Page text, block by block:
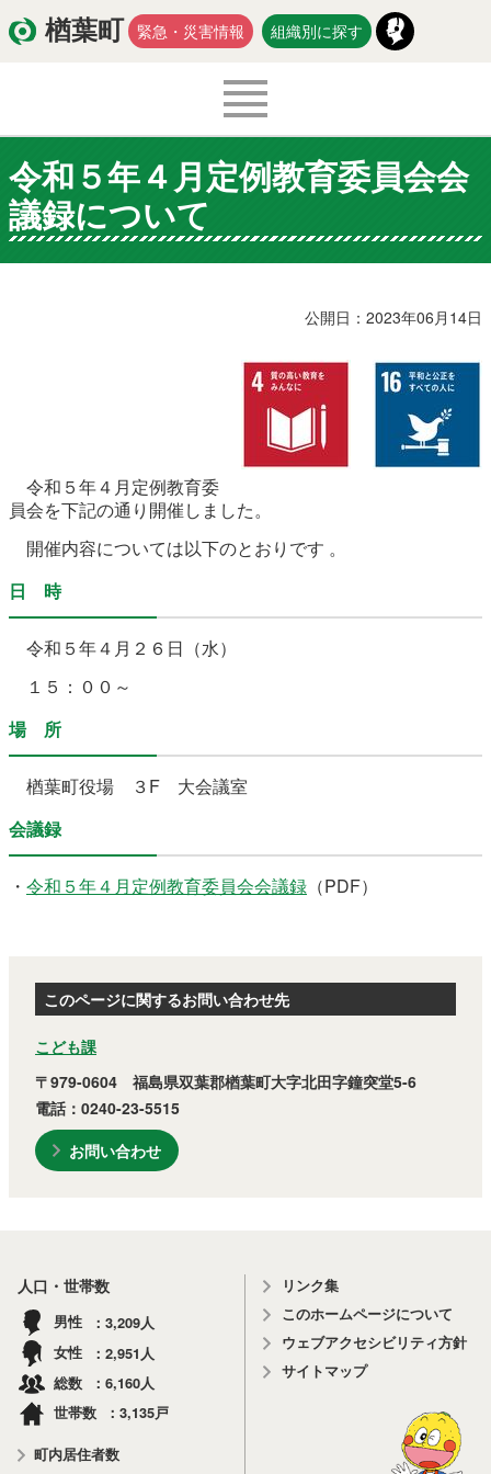
楢葉町 緊急・災害情報 組織別に探す
くらし・環境 出産・子育て
医療・健康・福祉 教育・文化・スポーツ
商工・労働 新産業
農林水産業
楢葉町について 町長室
町役場・施設
令和５年４月定例教育委員会会
議録について
公開日：2023年06月14日
令和５年４ 月定例教育委
員会を下記の通り開催しました。
開催内容については以下のとおりです 。
日 時
令和５年４月２６日（水）
１５：００～
場 所
楢葉町役場 ３F 大会議室
会議録
・ 令和５年４月定例教育委員会会議録 （PDF）
このページに関するお問い合わせ先
こども課
〒979-0604 福島県双葉郡楢葉町大字北田字鐘突堂5-6
電話：0240-23-5515
お問い合わせ
人口・世帯数
男性 3,209 人
女性
2,951 人
総数
6,160人
世帯数
3,135戸
町内居住者数
リンク集
このホームページについて
ウェブアクセシビリティ方針
サイトマップ